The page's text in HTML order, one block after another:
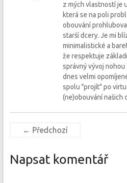
z mých vlastností je
která se na poli
obouvání
starší dcery. Je mi
minimalistické a
že respektuje
správný vývoj nohou
dnes velmi
spolu "projít" po
(ne)obouvání našich
← Předchozí
Napsat komentář